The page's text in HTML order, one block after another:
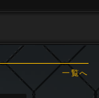
一覧へ